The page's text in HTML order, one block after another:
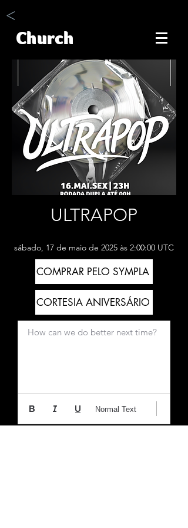
<
Church
ULTRAPOP
sábado, 17 de maio de 2025 às 2:00:00 UTC
COMPRAR PELO SYMPLA
CORTESIA ANIVERSÁRIO
How can we do better next time?
Normal Text